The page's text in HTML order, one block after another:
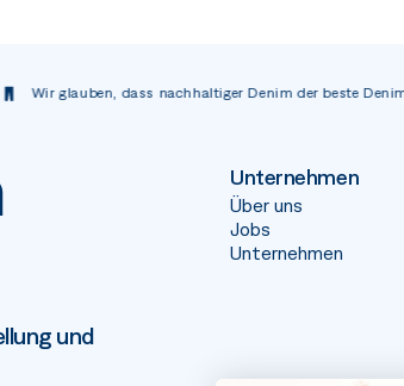
glauben, dass nachhaltiger Denim der beste Denim ist
und
Unternehmen
Über uns
Jobs
Unternehmen